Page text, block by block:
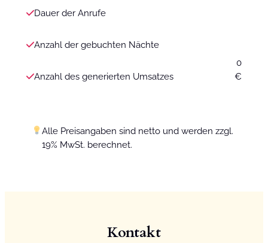
Dauer der Anrufe
Anzahl der gebuchten Nächte
Anzahl des generierten Umsatzes
0
€
Alle Preisangaben sind netto und werden zzgl.
19% MwSt. berechnet.
Kontakt